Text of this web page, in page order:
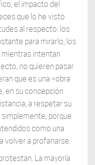
el impacto del
que lo he visto
al respecto: los
para mirarlo; los
mientras intentan
no quieren pasar
que es una «obra
en su concepción
a respetar su
porque
como una
volver a profanarse.
La mayoría